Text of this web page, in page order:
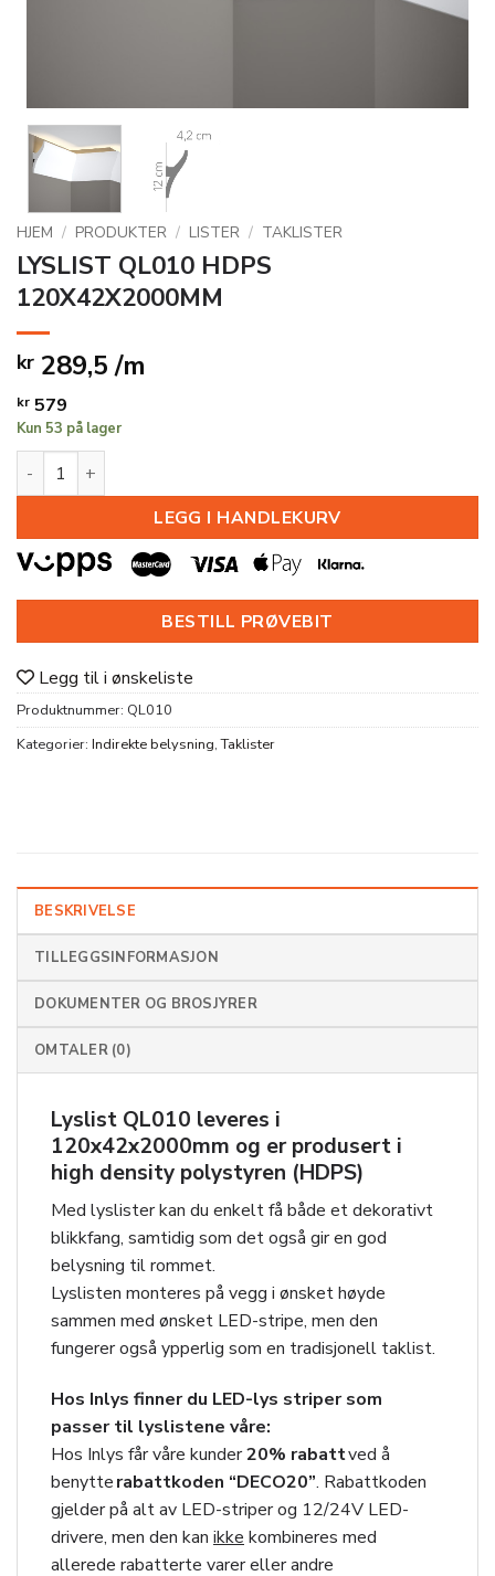
HJEM / PRODUKTER / LISTER / TAKLISTER
LYSLIST QL010 HDPS
120X42X2000MM
kr 289,5 /m
kr 579
Kun 53 på lager
LYSLIST QL010 HDPS 120X42X2000MM antall
LEGG I HANDLEKURV
BESTILL PRØVEBIT
Legg til i ønskeliste
Produktnummer: QL010
Kategorier: Indirekte belysning,Taklister
BESKRIVELSE
TILLEGGSINFORMASJON
DOKUMENTER OG BROSJYRER
OMTALER (0)
Lyslist QL010 leveres i
120x42x2000mm og er produsert i
high density polystyren (HDPS)
Med lyslister kan du enkelt få både et dekorativt
blikkfang, samtidig som det også gir en god
belysning til rommet.
Lyslisten monteres på vegg i ønsket høyde
sammen med ønsket LED-stripe, men den
fungerer også ypperlig som en tradisjonell taklist.
Hos Inlys finner du LED-lys striper som
passer til lyslistene våre:
Hos Inlys får våre kunder20% rabattved å
benytterabattkoden “DECO20”. Rabattkoden
gjelder på alt av LED-striper og 12/24V LED-
drivere, men den kan ikke kombineres med
allerede rabatterte varer eller andre